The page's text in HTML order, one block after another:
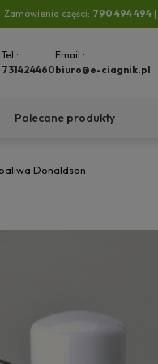
Zamówienia części: 790 494 494
Tel.:
731424460
Email.:
biuro@e-ciagnik.pl
Polecane produkty
Donaldson